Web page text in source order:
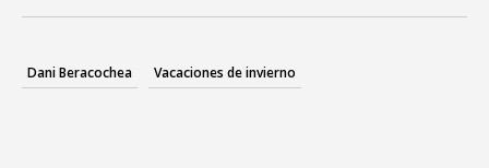
Dani Beracochea Vacaciones de invierno